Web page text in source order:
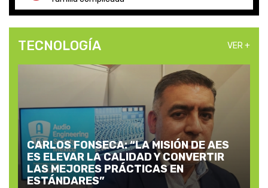
TECNOLOGÍA VER +
CARLOS FONSECA: “LA MISIÓN DE AES
ES ELEVAR LA CALIDAD Y CONVERTIR
LAS MEJORES PRÁCTICAS EN
ESTÁNDARES”